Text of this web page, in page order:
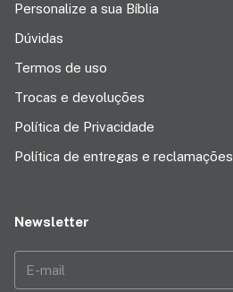
Personalize a sua Bíblia
Dúvidas
Termos de uso
Trocas e devoluções
Política de Privacidade
Política de entregas e reclamações
Newsletter